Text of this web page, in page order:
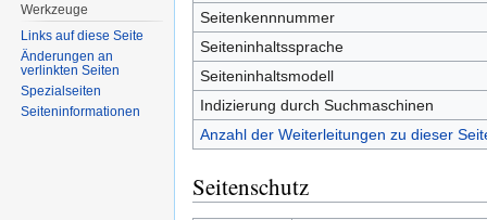
Seitenkennnummer
Seiteninhaltssprache
Seiteninhaltsmodell
Indizierung durch Suchmaschinen
Anzahl der Weiterleitungen zu dieser
Seitenschutz
Werkzeuge
Links auf diese Seite
Änderungen an
verlinkten Seiten
Spezialseiten
Seiten­informationen